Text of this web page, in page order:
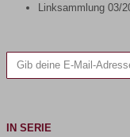
Linksammlung 03/
Gib deine E-Mail-Adresse ein ...
IN SERIE